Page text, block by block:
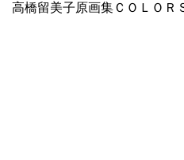
高橋留美子原画集ＣＯＬＯ